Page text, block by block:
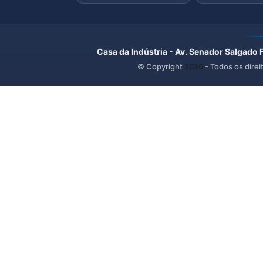
Casa da Indústria - Av. Senador
© Copyright 2026 - Todos os